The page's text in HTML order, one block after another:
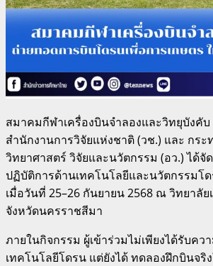
สมาคมกีฬาเครื่องบินจำลองและวิทยุบังคับ
สำนักงานการวิจัยแห่งชาติ (วช.) และ กร
วิทยาศาสตร์ วิจัยและนวัตกรรม (อว.) ได้จั
ปฏิบัติการด้านเทคโนโลยีและนวัตกรรมโด
เมื่อวันที่ 25–26 กันยายน 2568 ณ วิทยาลั
จังหวัดนครราชสีมา
ภายในกิจกรรม ผู้เข้าร่วมไม่เพียงได้รับคว
เทคโนโลยีโดรน แต่ยังได้ ทดลองฝึกบินจริ